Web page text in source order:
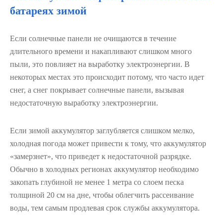
батареях зимой
Если солнечные панели не очищаются в течение
длительного времени и накапливают слишком много
пыли, это повлияет на выработку электроэнергии. В
некоторых местах это происходит потому, что часто идет
снег, а снег покрывает солнечные панели, вызывая
недостаточную выработку электроэнергии.
Если зимой аккумулятор заглубляется слишком мелко,
холодная погода может привести к тому, что аккумулятор
«замерзнет», что приведет к недостаточной разрядке.
Обычно в холодных регионах аккумулятор необходимо
закопать глубиной не менее 1 метра со слоем песка
толщиной 20 см на дне, чтобы облегчить рассеивание
воды, тем самым продлевая срок службы аккумулятора.